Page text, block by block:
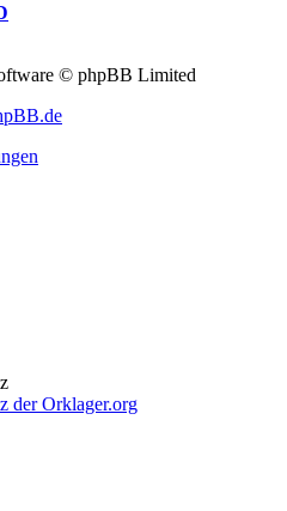
© phpBB Limited
der Orklager.org